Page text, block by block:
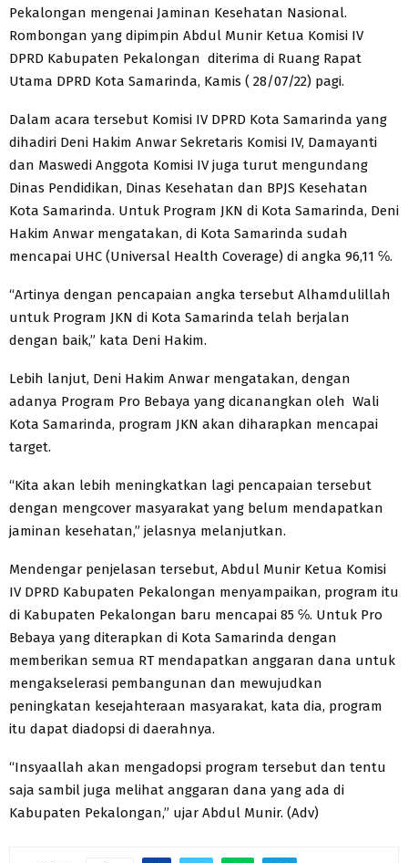
Pekalongan mengenai Jaminan Kesehatan Nasional.
Rombongan yang dipimpin Abdul Munir Ketua Komisi IV
DPRD Kabupaten Pekalongan diterima di Ruang Rapat
Utama DPRD Kota Samarinda, Kamis ( 28/07/22) pagi.
Dalam acara tersebut Komisi IV DPRD Kota Samarinda yang
dihadiri Deni Hakim Anwar Sekretaris Komisi IV, Damayanti
dan Maswedi Anggota Komisi IV juga turut mengundang
Dinas Pendidikan, Dinas Kesehatan dan BPJS Kesehatan
Kota Samarinda. Untuk Program JKN di Kota Samarinda, Deni
Hakim Anwar mengatakan, di Kota Samarinda sudah
mencapai UHC (Universal Health Coverage) di angka 96,11 ℅.
“Artinya dengan pencapaian angka tersebut Alhamdulillah
untuk Program JKN di Kota Samarinda telah berjalan
dengan baik,” kata Deni Hakim.
Lebih lanjut, Deni Hakim Anwar mengatakan, dengan
adanya Program Pro Bebaya yang dicanangkan oleh Wali
Kota Samarinda, program JKN akan diharapkan mencapai
target.
“Kita akan lebih meningkatkan lagi pencapaian tersebut
dengan mengcover masyarakat yang belum mendapatkan
jaminan kesehatan,” jelasnya melanjutkan.
Mendengar penjelasan tersebut, Abdul Munir Ketua Komisi
IV DPRD Kabupaten Pekalongan menyampaikan, program itu
di Kabupaten Pekalongan baru mencapai 85 ℅. Untuk Pro
Bebaya yang diterapkan di Kota Samarinda dengan
memberikan semua RT mendapatkan anggaran dana untuk
mengakselerasi pembangunan dan mewujudkan
peningkatan kesejahteraan masyarakat, kata dia, program
itu dapat diadopsi di daerahnya.
“Insyaallah akan mengadopsi program tersebut dan tentu
saja sambil juga melihat anggaran dana yang ada di
Kabupaten Pekalongan,” ujar Abdul Munir. (Adv)